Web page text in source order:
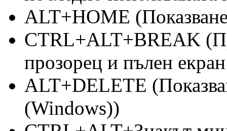
ALT+HOME
CTRL+ALT+BREAK
прозорец и пълен
ALT+DELETE
(Windows))